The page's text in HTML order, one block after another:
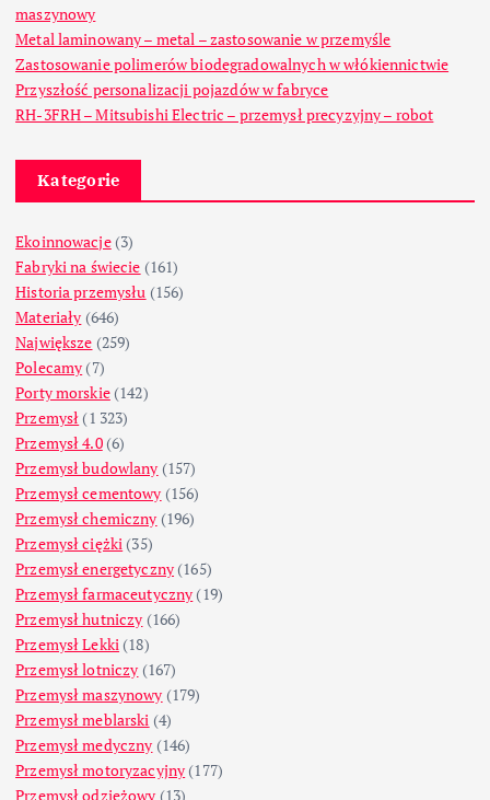
maszynowy
Metal laminowany – metal – zastosowanie w przemyśle
Zastosowanie polimerów biodegradowalnych w włókiennictwie
Przyszłość personalizacji pojazdów w fabryce
RH-3FRH – Mitsubishi Electric – przemysł precyzyjny – robot
Kategorie
Ekoinnowacje(3)
Fabryki na świecie (161)
Historia przemysłu (156)
Materiały (646)
Największe (259)
Polecamy (7)
Porty morskie(142)
Przemysł (1 323)
Przemysł 4.0(6)
Przemysł budowlany (157)
Przemysł cementowy (156)
Przemysł chemiczny (196)
Przemysł ciężki (35)
Przemysł energetyczny (165)
Przemysł farmaceutyczny (19)
Przemysł hutniczy (166)
Przemysł Lekki (18)
Przemysł lotniczy (167)
Przemysł maszynowy (179)
Przemysł meblarski (4)
Przemysł medyczny (146)
Przemysł motoryzacyjny (177)
Przemysł odzieżowy (13)